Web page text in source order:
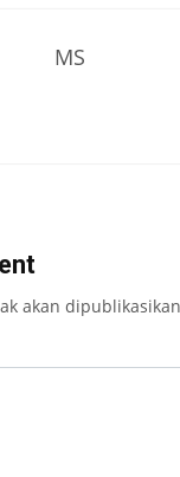
MS
akan